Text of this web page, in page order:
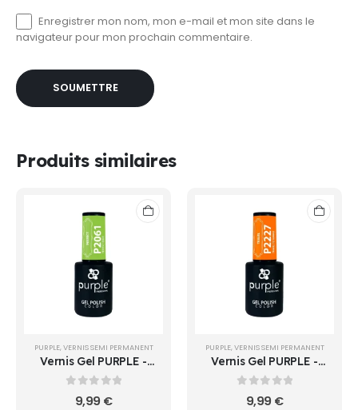
Enregistrer mon nom, mon e-mail et mon site dans le
navigateur pour mon prochain commentaire.
Produits similaires
PURPLE, VERNIS SEMI PERMANENT
Vernis Gel PURPLE -
P2061 - PERFECT BRIDE
sur 5
9,99 €
PURPLE, VERNIS SEMI PERMANENT
Vernis Gel PURPLE -
P2227 - TRAVEL TO
sur 5
9,99 €